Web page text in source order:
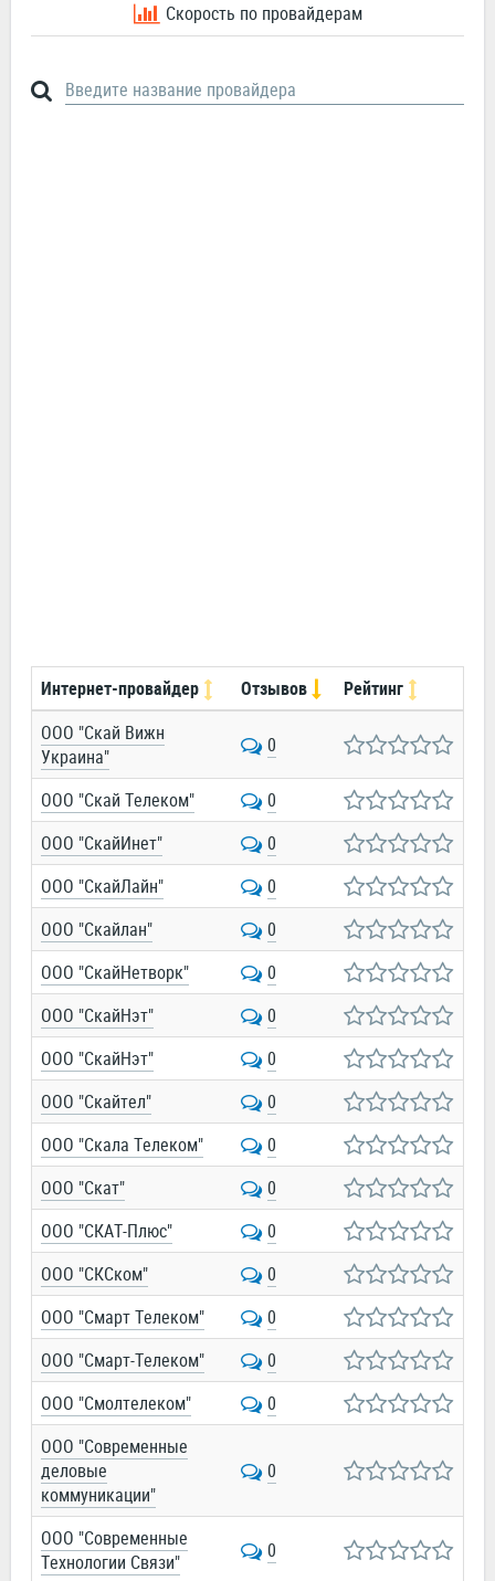
Скорость по провайдерам
Введите название провайдера
Интернет-провайдер Отзывов
Рейтинг
ООО "Скай Вижн
Украина"
0
ООО "Скай Телеком"
0
ООО "СкайИнет"
0
ООО "СкайЛайн"
0
ООО "Скайлан"
0
ООО "СкайНетворк"
0
ООО "СкайНэт"
0
ООО "СкайНэт"
0
ООО "Скайтел"
0
ООО "Скала Телеком"
0
ООО "Скат"
0
ООО "СКАТ-Плюс"
0
ООО "СКСком"
0
ООО "Смарт Телеком"
0
ООО "Смарт-Телеком"
0
ООО "Смолтелеком"
0
ООО "Современные
деловые
коммуникации"
0
ООО "Современные
Технологии Связи"
0